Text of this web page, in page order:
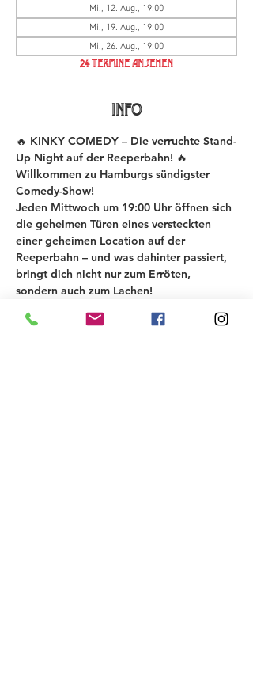
Mi., 12. Aug., 19:00
Mi., 19. Aug., 19:00
Mi., 26. Aug., 19:00
24 Termine ansehen
INFO
🔥 KINKY COMEDY – Die verruchte Stand-
Up Night auf der Reeperbahn! 🔥
Willkommen zu Hamburgs sündigster
Comedy-Show!
Jeden Mittwoch um 19:00 Uhr öffnen sich
die geheimen Türen eines versteckten
einer geheimen Location auf der
Reeperbahn – und was dahinter passiert,
bringt dich nicht nur zum Erröten,
sondern auch zum Lachen!
Bei der KINKY COMEDY New Material